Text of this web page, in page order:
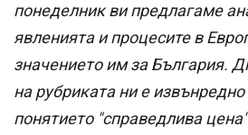
понеделник ви предлагаме
явленията и процесите в
значението им за България.
на рубриката ни е
понятието "справедлива